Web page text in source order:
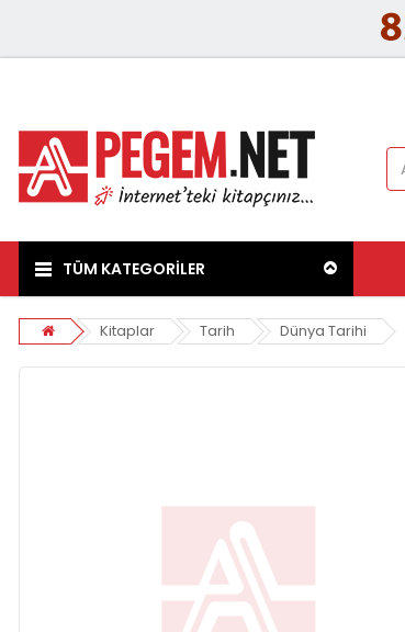
TÜM KATEGORİLER
Kitaplar Tarih Dünya Tarihi